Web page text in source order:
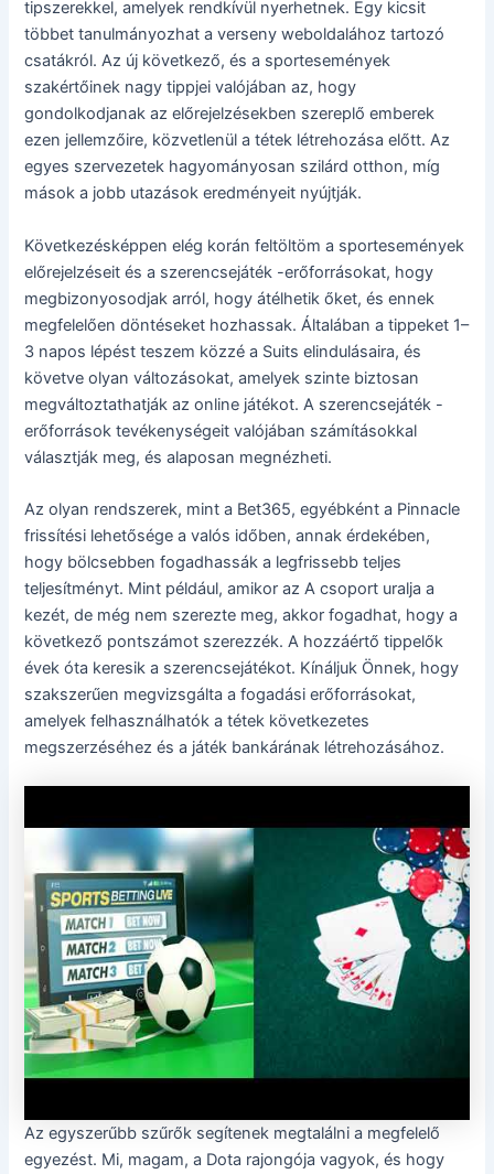
tipszerekkel, amelyek rendkívül nyerhetnek. Egy kicsit
többet tanulmányozhat a verseny weboldalához tartozó
csatákról. Az új következő, és a sportesemények
szakértőinek nagy tippjei valójában az, hogy
gondolkodjanak az előrejelzésekben szereplő emberek
ezen jellemzőire, közvetlenül a tétek létrehozása előtt. Az
egyes szervezetek hagyományosan szilárd otthon, míg
mások a jobb utazások eredményeit nyújtják.
Következésképpen elég korán feltöltöm a sportesemények
előrejelzéseit és a szerencsejáték -erőforrásokat, hogy
megbizonyosodjak arról, hogy átélhetik őket, és ennek
megfelelően döntéseket hozhassak. Általában a tippeket 1–
3 napos lépést teszem közzé a Suits elindulásaira, és
követve olyan változásokat, amelyek szinte biztosan
megváltoztathatják az online játékot. A szerencsejáték -
erőforrások tevékenységeit valójában számításokkal
választják meg, és alaposan megnézheti.
Az olyan rendszerek, mint a Bet365, egyébként a Pinnacle
frissítési lehetősége a valós időben, annak érdekében,
hogy bölcsebben fogadhassák a legfrissebb teljes
teljesítményt. Mint például, amikor az A csoport uralja a
kezét, de még nem szerezte meg, akkor fogadhat, hogy a
következő pontszámot szerezzék. A hozzáértő tippelők
évek óta keresik a szerencsejátékot. Kínáljuk Önnek, hogy
szakszerűen megvizsgálta a fogadási erőforrásokat,
amelyek felhasználhatók a tétek következetes
megszerzéséhez és a játék bankárának létrehozásához.
Az egyszerűbb szűrők segítenek megtalálni a megfelelő
egyezést. Mi, magam, a Dota rajongója vagyok, és hogy